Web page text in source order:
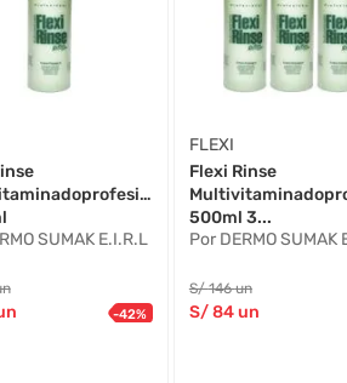
SUMAK E.I.R.L
-42%
FLEXI
Flexi Rinse
500ml 3...
Por DERMO SUMAK
S/146 un
S/84un